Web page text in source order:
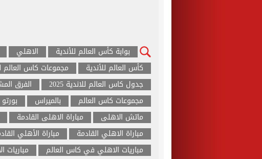
بوابة كأس العالم للأندية الاهلي
كأس العالم للأندية
مجموعات كاس العالم
جدول كاس العالم للاندية 2025
الفرق
مجموعات كاس العالم
بالميراس بورتو
ماتش الاهلى
مباراة الاهلى القادمة
مباراة الاهلي القادمة
مباراة الأهلي
مباريات الاهلي في كاس العالم
مباريات